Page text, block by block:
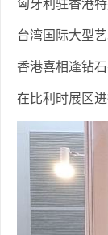
匈牙利驻香港
台湾国际大型
香港喜相逢钻
在比利时展区